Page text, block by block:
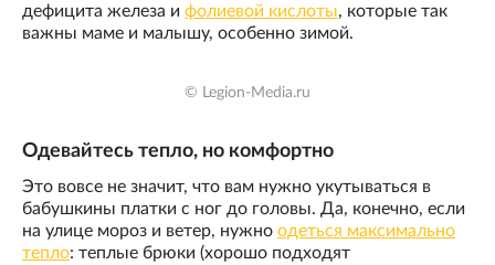
дефицита железа и фолиевой кислоты, которые так
важны маме и малышу, особенно зимой.
© Legion-Media.ru
Одевайтесь тепло, но комфортно
Это вовсе не значит, что вам нужно укутываться в
бабушкины платки с ног до головы. Да, конечно, если
на улице мороз и ветер, нужно одеться максимально
тепло: теплые брюки (хорошо подходят